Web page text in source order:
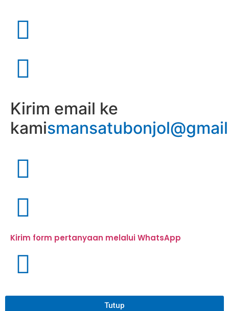
Kirim email ke
kami
Kirim form pertanyaan melalui WhatsApp
Tutup